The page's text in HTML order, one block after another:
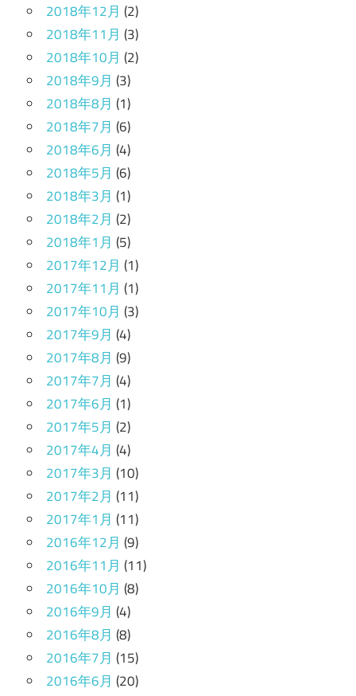
2018年12月 (2)
2018年11月 (3)
2018年10月 (2)
2018年9月 (3)
2018年8月 (1)
2018年7月 (6)
2018年6月 (4)
2018年5月 (6)
2018年3月 (1)
2018年2月 (2)
2018年1月 (5)
2017年12月 (1)
2017年11月 (1)
2017年10月 (3)
2017年9月 (4)
2017年8月 (9)
2017年7月 (4)
2017年6月 (1)
2017年5月 (2)
2017年4月 (4)
2017年3月 (10)
2017年2月 (11)
2017年1月 (11)
2016年12月 (9)
2016年11月 (11)
2016年10月 (8)
2016年9月 (4)
2016年8月 (8)
2016年7月 (15)
2016年6月 (20)